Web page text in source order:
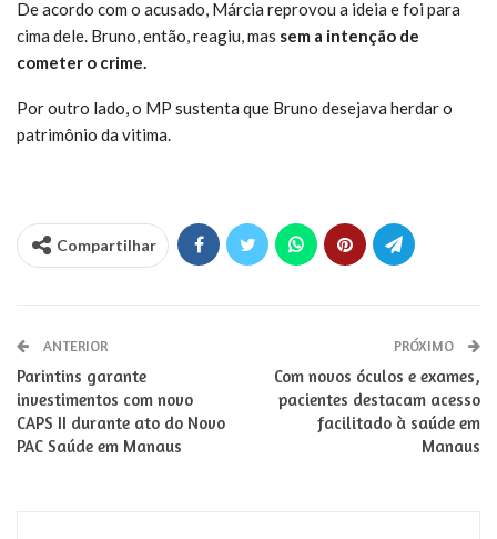
De acordo com o acusado, Márcia reprovou a ideia e foi para
cima dele. Bruno, então, reagiu, mas sem a intenção de
cometer o crime.
Por outro lado, o MP sustenta que Bruno desejava herdar o
patrimônio da vitima.
Compartilhar
ANTERIOR
Parintins garante
investimentos com novo
CAPS II durante ato do Novo
PAC Saúde em Manaus
PRÓXIMO
Com novos óculos e exames,
pacientes destacam acesso
facilitado à saúde em
Manaus